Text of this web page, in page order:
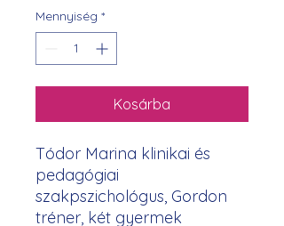
Mennyiség *
Kosárba
Tódor Marina klinikai és
pedagógiai
szakpszichológus, Gordon
tréner, két gyermek